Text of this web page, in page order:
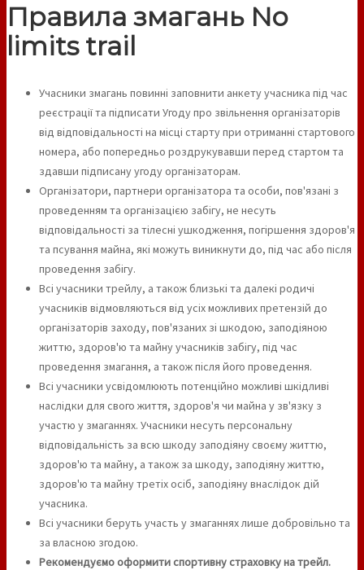
Правила змагань No
limits trail
Учасники змагань повинні заповнити анкету учасника під час
реєстрації та підписати Угоду про звільнення організаторів
від відповідальності на місці старту при отриманні стартового
номера, або попередньо роздрукувавши перед стартом та
здавши підписану угоду організаторам.
Організатори, партнери організатора та особи, пов'язані з
проведенням та організацією забігу, не несуть
відповідальності за тілесні ушкодження, погіршення здоров'я
та псування майна, які можуть виникнути до, під час або після
проведення забігу.
Всі учасники трейлу, а також близькі та далекі родичі
учасників відмовляються від усіх можливих претензій до
організаторів заходу, пов'язаних зі шкодою, заподіяною
життю, здоров'ю та майну учасників забігу, під час
проведення змагання, а також після його проведення.
Всі учасники усвідомлюють потенційно можливі шкідливі
наслідки для свого життя, здоров'я чи майна у зв'язку з
участю у змаганнях. Учасники несуть персональну
відповідальність за всю шкоду заподіяну своєму життю,
здоров'ю та майну, а також за шкоду, заподіяну життю,
здоров'ю та майну третіх осіб, заподіяну внаслідок дій
учасника.
Всі учасники беруть участь у змаганнях лише добровільно та
за власною згодою.
Рекомендуємо оформити спортивну страховку на трейл.